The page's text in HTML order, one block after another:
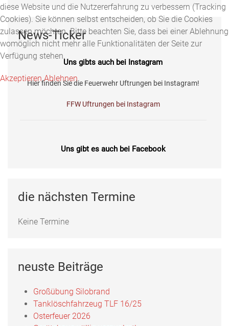
News-Ticker
Uns gibts auch bei Instagram
Hier finden Sie die Feuerwehr Uftrungen bei Instagram!
FFW Uftrungen bei Instagram
Uns gibt es auch bei Facebook
Feuerwehr Uftrungen bei Facebook
Uns gibt es auch bei Facebook
die nächsten Termine
Keine Termine
neuste Beiträge
Großübung Silobrand
Tanklöschfahrzeug TLF 16/25
Osterfeuer 2026
diese Website und die Nutzererfahrung zu verbessern (Tracking
Cookies). Sie können selbst entscheiden, ob Sie die Cookies
zulassen möchten. Bitte beachten Sie, dass bei einer Ablehnung
womöglich nicht mehr alle Funktionalitäten der Seite zur
Verfügung stehen.
Akzeptieren Ablehnen